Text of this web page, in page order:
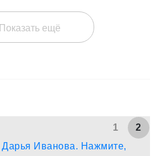
Показать ещё
1 2